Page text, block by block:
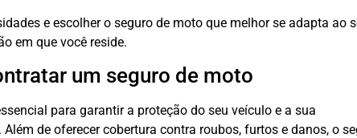
e escolher o seguro de moto que melhor se adapta ao
em que você reside.
um seguro de moto
para garantir a proteção do seu veículo e a sua
de oferecer cobertura contra roubos, furtos e danos, o